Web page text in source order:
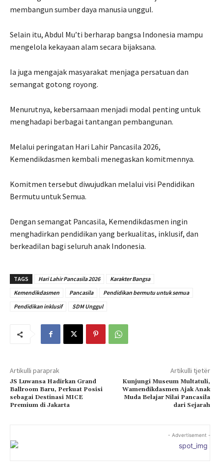
membangun sumber daya manusia unggul.
Selain itu, Abdul Mu’ti berharap bangsa Indonesia mampu
mengelola kekayaan alam secara bijaksana.
Ia juga mengajak masyarakat menjaga persatuan dan
semangat gotong royong.
Menurutnya, kebersamaan menjadi modal penting untuk
menghadapi berbagai tantangan pembangunan.
Melalui peringatan Hari Lahir Pancasila 2026,
Kemendikdasmen kembali menegaskan komitmennya.
Komitmen tersebut diwujudkan melalui visi Pendidikan
Bermutu untuk Semua.
Dengan semangat Pancasila, Kemendikdasmen ingin
menghadirkan pendidikan yang berkualitas, inklusif, dan
berkeadilan bagi seluruh anak Indonesia.
TAGS Hari Lahir Pancasila 2026
Karakter Bangsa
Kemendikdasmen
Pancasila
Pendidikan bermutu untuk semua
Pendidikan inklusif
SDM Unggul
Artikulli paraprak
JS Luwansa Hadirkan Grand
Ballroom Baru, Perkuat Posisi
sebagai Destinasi MICE
Premium di Jakarta
Artikulli tjetër
Kunjungi Museum Multatuli,
Wamendikdasmen Ajak Anak
Muda Belajar Nilai Pancasila
dari Sejarah
- Advertisement -